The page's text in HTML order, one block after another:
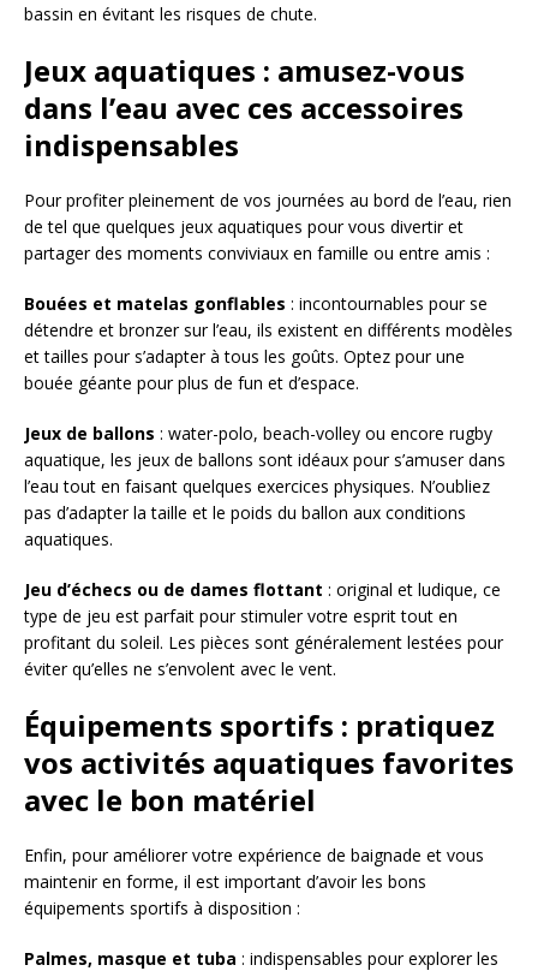
bassin en évitant les risques de chute.
Jeux aquatiques : amusez-vous
dans l’eau avec ces accessoires
indispensables
Pour profiter pleinement de vos journées au bord de l’eau, rien
de tel que quelques jeux aquatiques pour vous divertir et
partager des moments conviviaux en famille ou entre amis :
Bouées et matelas gonflables : incontournables pour se
détendre et bronzer sur l’eau, ils existent en différents modèles
et tailles pour s’adapter à tous les goûts. Optez pour une
bouée géante pour plus de fun et d’espace.
Jeux de ballons : water-polo, beach-volley ou encore rugby
aquatique, les jeux de ballons sont idéaux pour s’amuser dans
l’eau tout en faisant quelques exercices physiques. N’oubliez
pas d’adapter la taille et le poids du ballon aux conditions
aquatiques.
Jeu d’échecs ou de dames flottant : original et ludique, ce
type de jeu est parfait pour stimuler votre esprit tout en
profitant du soleil. Les pièces sont généralement lestées pour
éviter qu’elles ne s’envolent avec le vent.
Équipements sportifs : pratiquez
vos activités aquatiques favorites
avec le bon matériel
Enfin, pour améliorer votre expérience de baignade et vous
maintenir en forme, il est important d’avoir les bons
équipements sportifs à disposition :
Palmes, masque et tuba : indispensables pour explorer les